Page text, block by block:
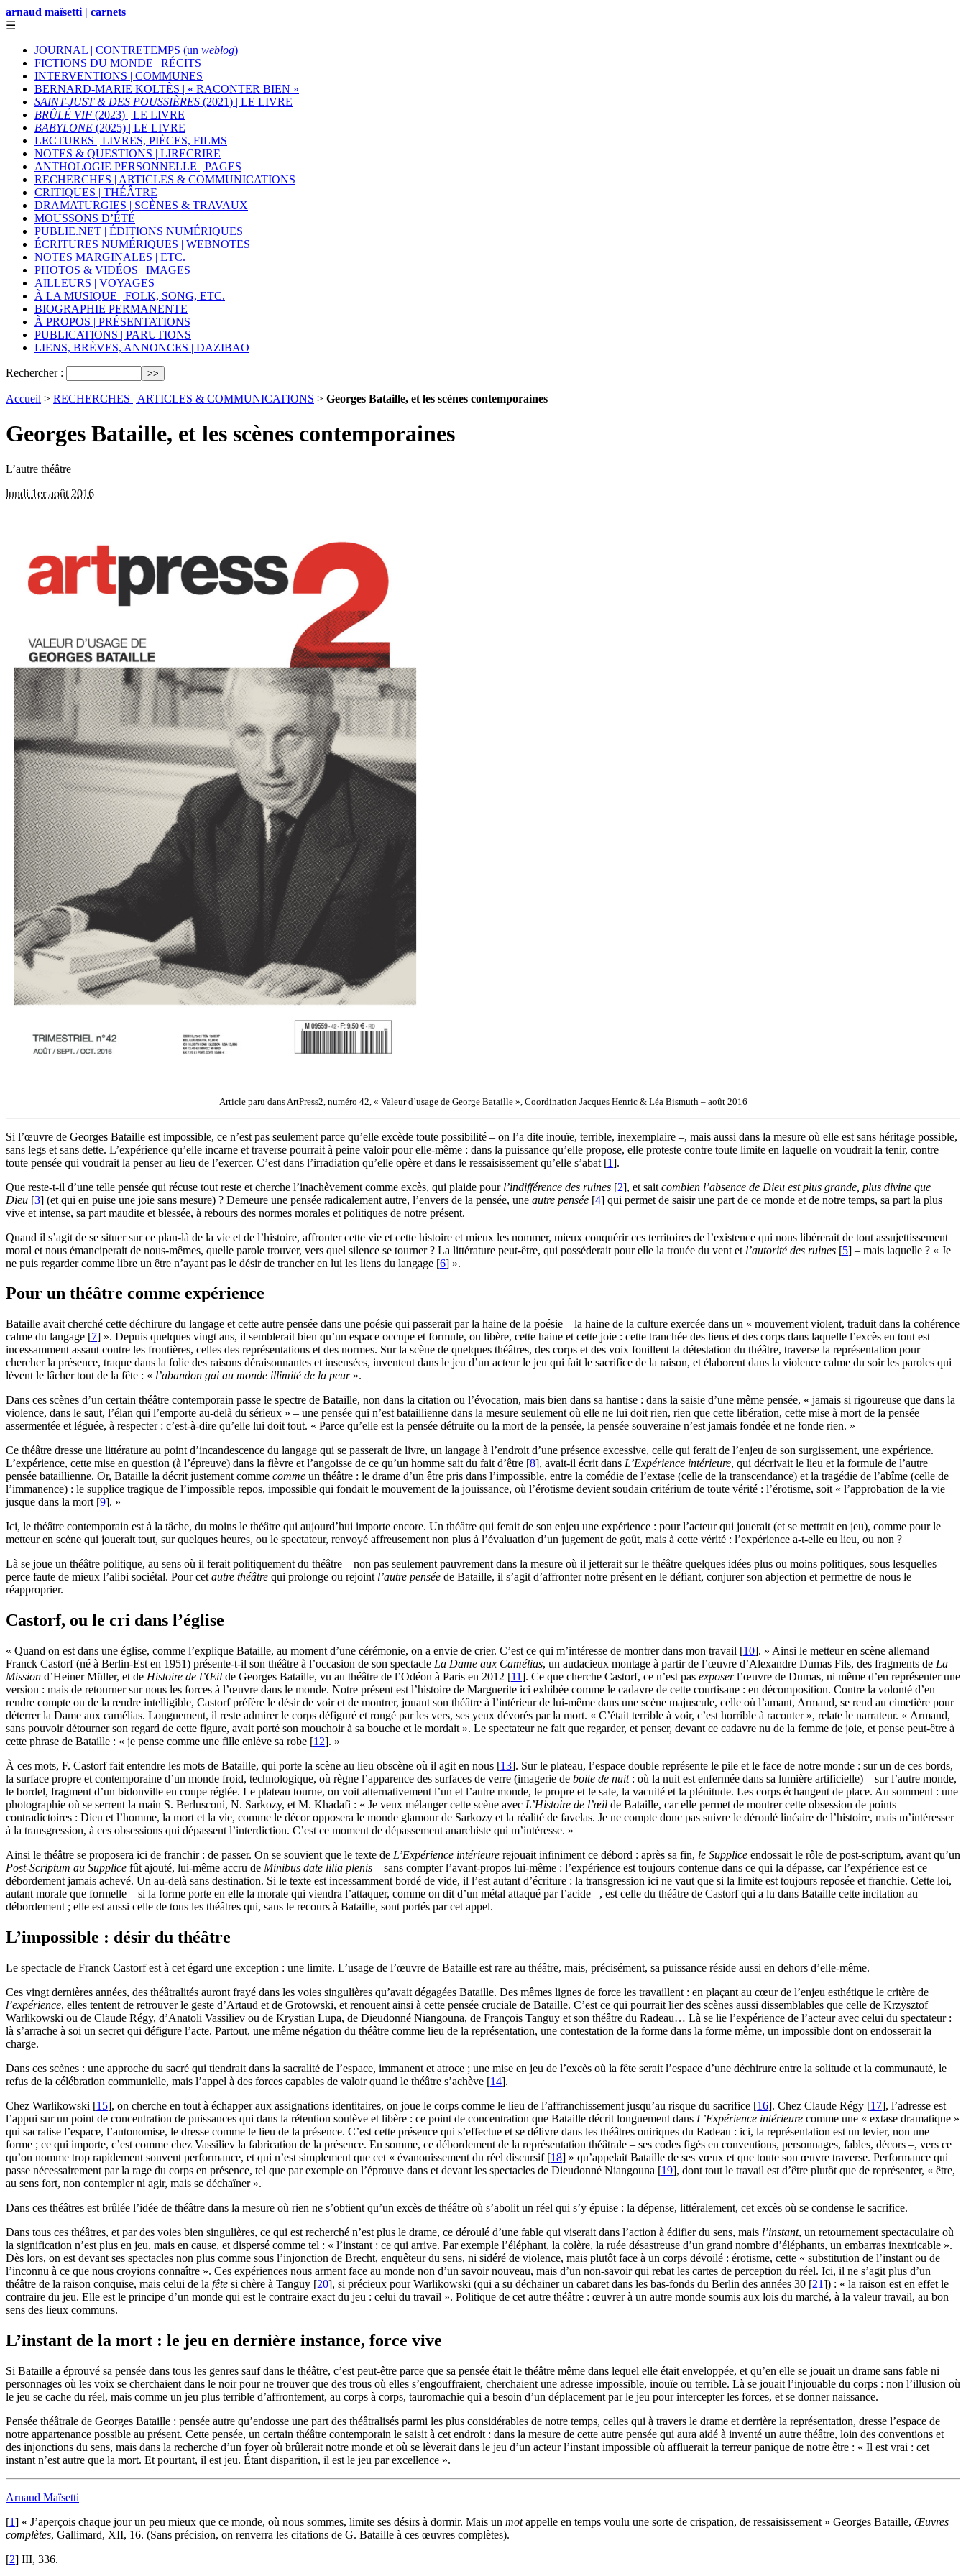
arnaud maïsetti | carnets
☰
JOURNAL | CONTRETEMPS (un weblog)
FICTIONS DU MONDE | RÉCITS
INTERVENTIONS | COMMUNES
BERNARD-MARIE KOLTÈS | « RACONTER BIEN »
SAINT-JUST & DES POUSSIÈRES (2021) | LE LIVRE
BRÛLÉ VIF (2023) | LE LIVRE
BABYLONE (2025) | LE LIVRE
LECTURES | LIVRES, PIÈCES, FILMS
NOTES & QUESTIONS | LIRECRIRE
ANTHOLOGIE PERSONNELLE | PAGES
RECHERCHES | ARTICLES & COMMUNICATIONS
CRITIQUES | THÉÂTRE
DRAMATURGIES | SCÈNES & TRAVAUX
MOUSSONS D’ÉTÉ
PUBLIE.NET | ÉDITIONS NUMÉRIQUES
ÉCRITURES NUMÉRIQUES | WEBNOTES
NOTES MARGINALES | ETC.
PHOTOS & VIDÉOS | IMAGES
AILLEURS | VOYAGES
À LA MUSIQUE | FOLK, SONG, ETC.
BIOGRAPHIE PERMANENTE
À PROPOS | PRÉSENTATIONS
PUBLICATIONS | PARUTIONS
LIENS, BRÈVES, ANNONCES | DAZIBAO
Rechercher :
Accueil > RECHERCHES | ARTICLES & COMMUNICATIONS > Georges Bataille, et les scènes contemporaines
Georges Bataille, et les scènes contemporaines
L’autre théâtre
lundi 1er août 2016
Article paru dans ArtPress2, numéro 42, « Valeur d’usage de George Bataille », Coordination Jacques Henric & Léa Bismuth – août 2016
Si l’œuvre de Georges Bataille est impossible, ce n’est pas seulement parce qu’elle excède toute possibilité – on l’a dite inouïe, terrible, inexemplaire –, mais aussi dans la mesure où elle est sans héritage possible,
sans legs et sans dette. L’expérience qu’elle incarne et traverse pourrait à peine valoir pour elle-même : dans la puissance qu’elle propose, elle proteste contre toute limite en laquelle on voudrait la tenir, contre
toute pensée qui voudrait la penser au lieu de l’exercer. C’est dans l’irradiation qu’elle opère et dans le ressaisissement qu’elle s’abat [1].
Que reste-t-il d’une telle pensée qui récuse tout reste et cherche l’inachèvement comme excès, qui plaide pour l’indifférence des ruines [2], et sait combien l’absence de Dieu est plus grande, plus divine que
Dieu [3] (et qui en puise une joie sans mesure) ? Demeure une pensée radicalement autre, l’envers de la pensée, une autre pensée [4] qui permet de saisir une part de ce monde et de notre temps, sa part la plus
vive et intense, sa part maudite et blessée, à rebours des normes morales et politiques de notre présent.
Quand il s’agit de se situer sur ce plan-là de la vie et de l’histoire, affronter cette vie et cette histoire et mieux les nommer, mieux conquérir ces territoires de l’existence qui nous libérerait de tout assujettissement
moral et nous émanciperait de nous-mêmes, quelle parole trouver, vers quel silence se tourner ? La littérature peut-être, qui posséderait pour elle la trouée du vent et l’autorité des ruines [5] – mais laquelle ? « Je
ne puis regarder comme libre un être n’ayant pas le désir de trancher en lui les liens du langage [6] ».
Pour un théâtre comme expérience
Bataille avait cherché cette déchirure du langage et cette autre pensée dans une poésie qui passerait par la haine de la poésie – la haine de la culture exercée dans un « mouvement violent, traduit dans la cohérence
calme du langage [7] ». Depuis quelques vingt ans, il semblerait bien qu’un espace occupe et formule, ou libère, cette haine et cette joie : cette tranchée des liens et des corps dans laquelle l’excès en tout est
incessamment assaut contre les frontières, celles des représentations et des normes. Sur la scène de quelques théâtres, des corps et des voix fouillent la détestation du théâtre, traverse la représentation pour
chercher la présence, traque dans la folie des raisons déraisonnantes et insensées, inventent dans le jeu d’un acteur le jeu qui fait le sacrifice de la raison, et élaborent dans la violence calme du soir les paroles qui
lèvent le lâcher tout de la fête : « l’abandon gai au monde illimité de la peur».
Dans ces scènes d’un certain théâtre contemporain passe le spectre de Bataille, non dans la citation ou l’évocation, mais bien dans sa hantise : dans la saisie d’une même pensée, « jamais si rigoureuse que dans la
violence, dans le saut, l’élan qui l’emporte au-delà du sérieux » – une pensée qui n’est bataillienne dans la mesure seulement où elle ne lui doit rien, rien que cette libération, cette mise à mort de la pensée
assermentée et léguée, à respecter : c’est-à-dire qu’elle lui doit tout. « Parce qu’elle est la pensée détruite ou la mort de la pensée, la pensée souveraine n’est jamais fondée et ne fonde rien. »
Ce théâtre dresse une littérature au point d’incandescence du langage qui se passerait de livre, un langage à l’endroit d’une présence excessive, celle qui ferait de l’enjeu de son surgissement, une expérience.
L’expérience, cette mise en question (à l’épreuve) dans la fièvre et l’angoisse de ce qu’un homme sait du fait d’être [8], avait-il écrit dans L’Expérience intérieure, qui décrivait le lieu et la formule de l’autre
pensée bataillienne. Or, Bataille la décrit justement comme comme un théâtre : le drame d’un être pris dans l’impossible, entre la comédie de l’extase (celle de la transcendance) et la tragédie de l’abîme (celle de
l’immanence) : le supplice tragique de l’impossible repos, impossible qui fondait le mouvement de la jouissance, où l’érotisme devient soudain critérium de toute vérité : l’érotisme, soit « l’approbation de la vie
jusque dans la mort [9]. »
Ici, le théâtre contemporain est à la tâche, du moins le théâtre qui aujourd’hui importe encore. Un théâtre qui ferait de son enjeu une expérience : pour l’acteur qui jouerait (et se mettrait en jeu), comme pour le
metteur en scène qui jouerait tout, sur quelques heures, ou le spectateur, renvoyé affreusement non plus à l’évaluation d’un jugement de goût, mais à cette vérité : l’expérience a-t-elle eu lieu, ou non ?
Là se joue un théâtre politique, au sens où il ferait politiquement du théâtre – non pas seulement pauvrement dans la mesure où il jetterait sur le théâtre quelques idées plus ou moins politiques, sous lesquelles
perce faute de mieux l’alibi sociétal. Pour cet autre théâtre qui prolonge ou rejoint l’autre pensée de Bataille, il s’agit d’affronter notre présent en le défiant, conjurer son abjection et permettre de nous le
réapproprier.
Castorf, ou le cri dans l’église
« Quand on est dans une église, comme l’explique Bataille, au moment d’une cérémonie, on a envie de crier. C’est ce qui m’intéresse de montrer dans mon travail [10]. » Ainsi le metteur en scène allemand
Franck Castorf (né à Berlin-Est en 1951) présente-t-il son théâtre à l’occasion de son spectacle La Dame aux Camélias, un audacieux montage à partir de l’œuvre d’Alexandre Dumas Fils, des fragments de La
Mission d’Heiner Müller, et de Histoire de l’Œil de Georges Bataille, vu au théâtre de l’Odéon à Paris en 2012 [11]. Ce que cherche Castorf, ce n’est pas exposerl’œuvre de Dumas, ni même d’en représenter une
version : mais de retourner sur nous les forces à l’œuvre dans le monde. Notre présent est l’histoire de Marguerite ici exhibée comme le cadavre de cette courtisane : en décomposition. Contre la volonté d’en
rendre compte ou de la rendre intelligible, Castorf préfère le désir de voir et de montrer, jouant son théâtre à l’intérieur de lui-même dans une scène majuscule, celle où l’amant, Armand, se rend au cimetière pour
déterrer la Dame aux camélias. Longuement, il reste admirer le corps défiguré et rongé par les vers, ses yeux dévorés par la mort. « C’était terrible à voir, c’est horrible à raconter », relate le narrateur. « Armand,
sans pouvoir détourner son regard de cette figure, avait porté son mouchoir à sa bouche et le mordait ». Le spectateur ne fait que regarder, et penser, devant ce cadavre nu de la femme de joie, et pense peut-être à
cette phrase de Bataille : « je pense comme une fille enlève sa robe [12]. »
À ces mots, F. Castorf fait entendre les mots de Bataille, qui porte la scène au lieu obscène où il agit en nous [13]. Sur le plateau, l’espace double représente le pile et le face de notre monde : sur un de ces bords,
la surface propre et contemporaine d’un monde froid, technologique, où règne l’apparence des surfaces de verre (imagerie de boite de nuit: où la nuit est enfermée dans sa lumière artificielle) – sur l’autre monde,
le bordel, fragment d’un bidonville en coupe réglée. Le plateau tourne, on voit alternativement l’un et l’autre monde, le propre et le sale, la vacuité et la plénitude. Les corps échangent de place. Au somment : une
photographie où se serrent la main S. Berlusconi, N. Sarkozy, et M. Khadafi : « Je veux mélanger cette scène avec L’Histoire de l’œil de Bataille, car elle permet de montrer cette obsession de points
contradictoires : Dieu et l’homme, la mort et la vie, comme le décor opposera le monde glamour de Sarkozy et la réalité de favelas. Je ne compte donc pas suivre le déroulé linéaire de l’histoire, mais m’intéresser
à la transgression, à ces obsessions qui dépassent l’interdiction. C’est ce moment de dépassement anarchiste qui m’intéresse. »
Ainsi le théâtre se proposera ici de franchir : de passer. On se souvient que le texte de L’Expérience intérieure rejouait infiniment ce débord : après sa fin, le Supplice endossait le rôle de post-scriptum, avant qu’un
Post-Scriptum au Supplice fût ajouté, lui-même accru de Minibus date lilia plenis – sans compter l’avant-propos lui-même : l’expérience est toujours contenue dans ce qui la dépasse, car l’expérience est ce
débordement jamais achevé. Un au-delà sans destination. Si le texte est incessamment bordé de vide, il l’est autant d’écriture : la transgression ici ne vaut que si la limite est toujours reposée et franchie. Cette loi,
autant morale que formelle – si la forme porte en elle la morale qui viendra l’attaquer, comme on dit d’un métal attaqué par l’acide –, est celle du théâtre de Castorf qui a lu dans Bataille cette incitation au
débordement ; elle est aussi celle de tous les théâtres qui, sans le recours à Bataille, sont portés par cet appel.
L’impossible : désir du théâtre
Le spectacle de Franck Castorf est à cet égard une exception : une limite. L’usage de l’œuvre de Bataille est rare au théâtre, mais, précisément, sa puissance réside aussi en dehors d’elle-même.
Ces vingt dernières années, des théâtralités auront frayé dans les voies singulières qu’avait dégagées Bataille. Des mêmes lignes de force les travaillent : en plaçant au cœur de l’enjeu esthétique le critère de
l’expérience, elles tentent de retrouver le geste d’Artaud et de Grotowski, et renouent ainsi à cette pensée cruciale de Bataille. C’est ce qui pourrait lier des scènes aussi dissemblables que celle de Krzysztof
Warlikowski ou de Claude Régy, d’Anatoli Vassiliev ou de Krystian Lupa, de Dieudonné Niangouna, de François Tanguy et son théâtre du Radeau… Là se lie l’expérience de l’acteur avec celui du spectateur :
là s’arrache à soi un secret qui défigure l’acte. Partout, une même négation du théâtre comme lieu de la représentation, une contestation de la forme dans la forme même, un impossible dont on endosserait la
charge.
Dans ces scènes : une approche du sacré qui tiendrait dans la sacralité de l’espace, immanent et atroce ; une mise en jeu de l’excès où la fête serait l’espace d’une déchirure entre la solitude et la communauté, le
refus de la célébration communielle, mais l’appel à des forces capables de valoir quand le théâtre s’achève [14].
Chez Warlikowski [15], on cherche en tout à échapper aux assignations identitaires, on joue le corps comme le lieu de l’affranchissement jusqu’au risque du sacrifice [16]. Chez Claude Régy [17], l’adresse est
l’appui sur un point de concentration de puissances qui dans la rétention soulève et libère : ce point de concentration que Bataille décrit longuement dans L’Expérience intérieure comme une « extase dramatique »
qui sacralise l’espace, l’autonomise, le dresse comme le lieu de la présence. C’est cette présence qui s’effectue et se délivre dans les théâtres oniriques du Radeau : ici, la représentation est un levier, non une
forme ; ce qui importe, c’est comme chez Vassiliev la fabrication de la présence. En somme, ce débordement de la représentation théâtrale – ses codes figés en conventions, personnages, fables, décors –, vers ce
qu’on nomme trop rapidement souvent performance, et qui n’est simplement que cet « évanouissement du réel discursif[18] » qu’appelait Bataille de ses vœux et que toute son œuvre traverse. Performance qui
passe nécessairement par la rage du corps en présence, tel que par exemple on l’éprouve dans et devant les spectacles de Dieudonné Niangouna [19], dont tout le travail est d’être plutôt que de représenter, « être,
au sens fort, non contempler ni agir, mais se déchaîner ».
Dans ces théâtres est brûlée l’idée de théâtre dans la mesure où rien ne s’obtient qu’un excès de théâtre où s’abolit un réel qui s’y épuise : la dépense, littéralement, cet excès où se condense le sacrifice.
Dans tous ces théâtres, et par des voies bien singulières, ce qui est recherché n’est plus le drame, ce déroulé d’une fable qui viserait dans l’action à édifier du sens, mais l’instant, un retournement spectaculaire où
la signification n’est plus en jeu, mais en cause, et dispersé comme tel : « l’instant : ce qui arrive. Par exemple l’éléphant, la colère, la ruée désastreuse d’un grand nombre d’éléphants, un embarras inextricable ».
Dès lors, on est devant ses spectacles non plus comme sous l’injonction de Brecht, enquêteur du sens, ni sidéré de violence, mais plutôt face à un corps dévoilé : érotisme, cette « substitution de l’instant ou de
l’inconnu à ce que nous croyions connaître ». Ces expériences nous arment face au monde non d’un savoir nouveau, mais d’un non-savoir qui rebat les cartes de perception du réel. Ici, il ne s’agit plus d’un
théâtre de la raison conquise, mais celui de la fête si chère à Tanguy [20], si précieux pour Warlikowski (qui a su déchainer un cabaret dans les bas-fonds du Berlin des années 30 [21]) : « la raison est en effet le
contraire du jeu. Elle est le principe d’un monde qui est le contraire exact du jeu : celui du travail ». Politique de cet autre théâtre : œuvrer à un autre monde soumis aux lois du marché, à la valeur travail, au bon
sens des lieux communs.
L’instant de la mort : le jeu en dernière instance, force vive
Si Bataille a éprouvé sa pensée dans tous les genres sauf dans le théâtre, c’est peut-être parce que sa pensée était le théâtre même dans lequel elle était enveloppée, et qu’en elle se jouait un drame sans fable ni
personnages où les voix se cherchaient dans le noir pour ne trouver que des trous où elles s’engouffraient, cherchaient une adresse impossible, inouïe ou terrible. Là se jouait l’injouable du corps : non l’illusion où
le jeu se cache du réel, mais comme un jeu plus terrible d’affrontement, au corps à corps, tauromachie qui a besoin d’un déplacement par le jeu pour intercepter les forces, et se donner naissance.
Pensée théâtrale de Georges Bataille : pensée autre qu’endosse une part des théâtralisés parmi les plus considérables de notre temps, celles qui à travers le drame et derrière la représentation, dresse l’espace de
notre appartenance possible au présent. Cette pensée, un certain théâtre contemporain le saisit à cet endroit : dans la mesure de cette autre pensée qui aura aidé à inventé un autre théâtre, loin des conventions et
des injonctions du sens, mais dans la recherche d’un foyer où brûlerait notre monde et où se lèverait dans le jeu d’un acteur l’instant impossible où affluerait la terreur panique de notre être : « Il est vrai : cet
instant n’est autre que la mort. Et pourtant, il est jeu. Étant disparition, il est le jeu par excellence ».
Arnaud Maïsetti
[1] « J’aperçois chaque jour un peu mieux que ce monde, où nous sommes, limite ses désirs à dormir. Mais un motappelle en temps voulu une sorte de crispation, de ressaisissement » Georges Bataille, Œuvres
complètes, Gallimard, XII, 16. (Sans précision, on renverra les citations de G. Bataille à ces œuvres complètes).
[2] III, 336.